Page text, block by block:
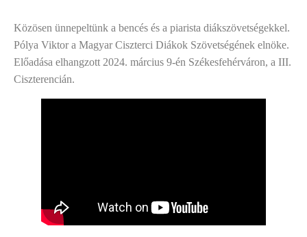
Közösen ünnepeltünk a bencés és a piarista diákszövetségekkel.
Pólya Viktor a Magyar Ciszterci Diákok Szövetségének elnöke.
Előadása elhangzott 2024. március 9-én Székesfehérváron, a III.
Ciszterencián.